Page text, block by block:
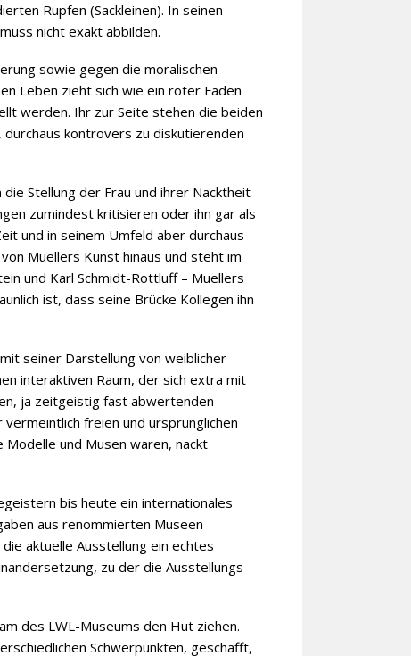
Rupfen (Sackleinen). In seinen
nicht exakt abbilden.
sowie gegen die moralischen
Leben zieht sich wie ein roter Faden
werden. Ihr zur Seite stehen die beiden
durchaus kontrovers zu diskutierenden
Stellung der Frau und ihrer Nacktheit
zumindest kritisieren oder ihn gar als
und in seinem Umfeld aber durchaus
Muellers Kunst hinaus und steht im
und Karl Schmidt-Rottluff – Muellers
ist, dass seine Brücke Kollegen ihn
seiner Darstellung von weiblicher
interaktiven Raum, der sich extra mit
ja zeitgeistig fast abwertenden
freien und ursprünglichen
und Musen waren, nackt
bis heute ein internationales
aus renommierten Museen
aktuelle Ausstellung ein echtes
zu der die Ausstellungs-
des LWL-Museums den Hut ziehen.
Schwerpunkten, geschafft,